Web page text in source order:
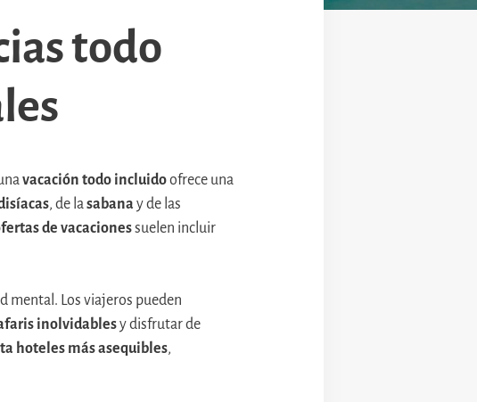
todo
vacación todo incluidoofrece una
, de lasabana y de las
de vacacionessuelen incluir
mental. Los viajeros pueden
inolvidablesy disfrutar de
hoteles más asequibles,